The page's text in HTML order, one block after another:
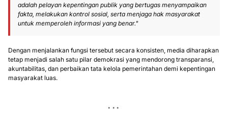
adalah pelayan kepentingan publik yang bertugas menyampaikan
fakta, melakukan kontrol sosial, serta menjaga hak masyarakat
untuk memperoleh informasi yang benar."
Dengan menjalankan fungsi tersebut secara konsisten, media diharapkan
tetap menjadi salah satu pilar demokrasi yang mendorong transparansi,
akuntabilitas, dan perbaikan tata kelola pemerintahan demi kepentingan
masyarakat luas.